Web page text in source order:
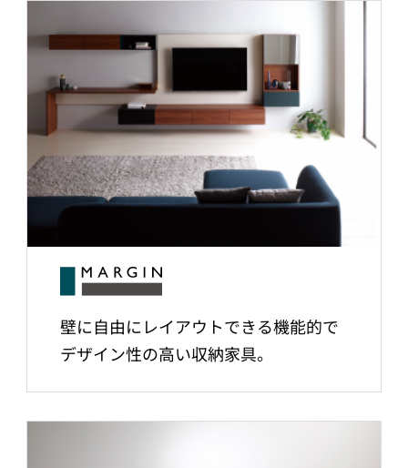
壁に自由にレイアウトできる機能的で
デザイン性の高い収納家具。